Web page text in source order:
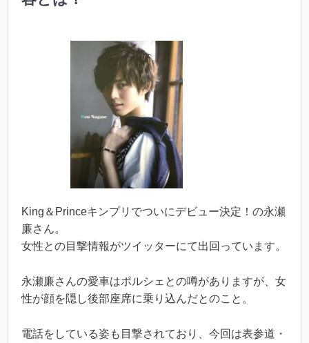
King＆Princeキンプリでついにデビュー決定！の永瀬
廉さん。
女性との目撃情報がツイッターにて出回っています。
永瀬廉さんの愛車はポルシェとの噂がありますが、女
性が顔を隠し後部座席に乗り込んだとのこと。
電話をしている姿も目撃されており、今回は表参道・